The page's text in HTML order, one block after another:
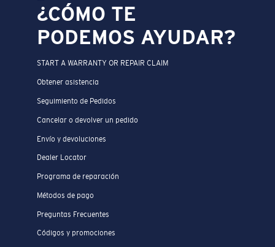
¿CÓMO TE
PODEMOS AYUDAR?
START A WARRANTY OR REPAIR CLAIM
Obtener asistencia
Seguimiento de Pedidos
Cancelar o devolver un pedido
Envío y devoluciones
Dealer Locator
Programa de reparación
Métodos de pago
Preguntas Frecuentes
Códigos y promociones